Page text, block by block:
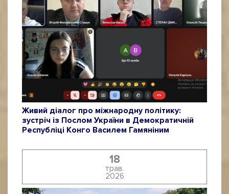
Живий діалог про міжнародну політику:
зустріч із Послом України в Демократичній
Республіці Конго Василем Гамяніним
18
трав.
2026